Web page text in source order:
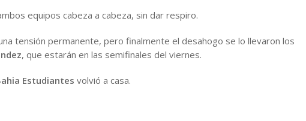
equipos cabeza a cabeza, sin dar respiro.
tensión permanente, pero finalmente el desahogo se lo llevaron los
, que estarán en las semifinales del viernes.
Estudiantes volvió a casa.